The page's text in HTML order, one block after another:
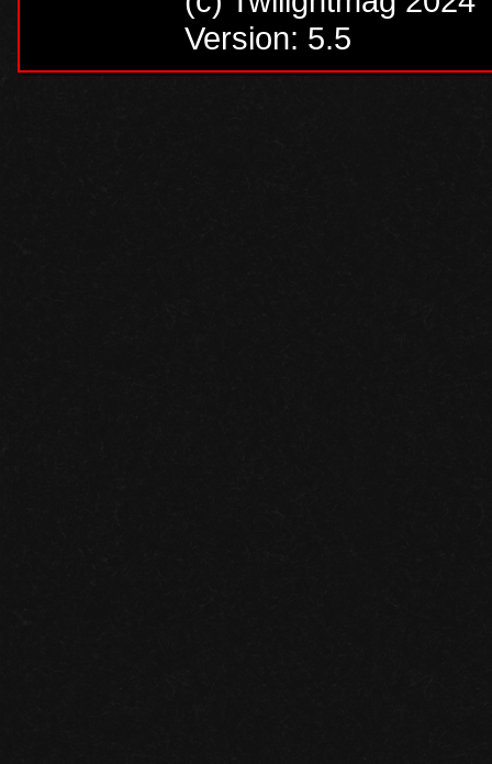
Version: 5.5